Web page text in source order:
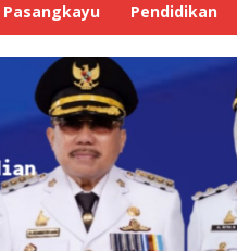
Pasangkayu Pendidikan